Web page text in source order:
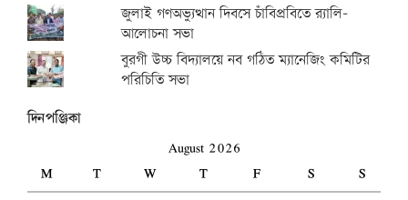
জুলাই গণঅভ্যুত্থান দিবসে চাঁবিপ্রবিতে র‍্যালি-
আলোচনা সভা
বুরগী উচ্চ বিদ্যালয়ে নব গঠিত ম্যানেজিং কমিটির
পরিচিতি সভা
দিনপঞ্জিকা
August 2026
M
T W T F S
S